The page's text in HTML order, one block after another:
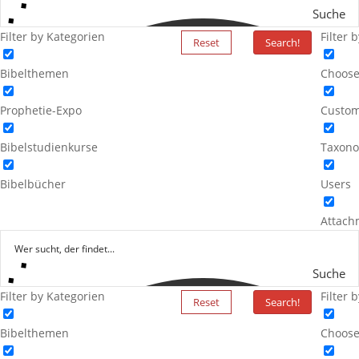
Suche
Filter by Kategorien
Bibelthemen
Prophetie-Expo
Bibelstudienkurse
Bibelbücher
Reset Search! Filter
Users
Suche
Filter by Kategorien
Bibelthemen
Reset Search! Filter